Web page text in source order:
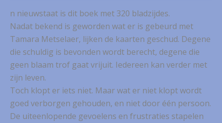
n nieuwstaat is dit boek met 320 bladzijdes.
Nadat bekend is geworden wat er is gebeurd met
Tamara Metselaer, lijken de kaarten geschud. Degene
die schuldig is bevonden wordt berecht, degene die
geen blaam trof gaat vrijuit. Iedereen kan verder met
zijn leven.
Toch klopt er iets niet. Maar wat er niet klopt wordt
goed verborgen gehouden, en niet door één persoon.
De uiteenlopende gevoelens en frustraties stapelen